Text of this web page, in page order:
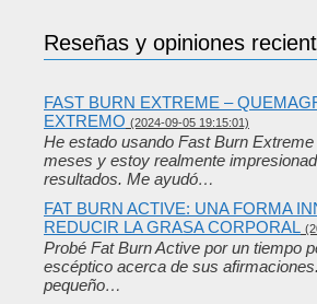
Reseñas y opiniones
FAST BURN EXTREME –
EXTREMO (2024-09-05 19:15:01)
He estado usando Fast Burn
meses y estoy realmente
resultados. Me ayudó…
FAT BURN ACTIVE: UNA FORMA
REDUCIR LA GRASA CORPORAL
Probé Fat Burn Active por un tiempo
escéptico acerca de sus
pequeño…